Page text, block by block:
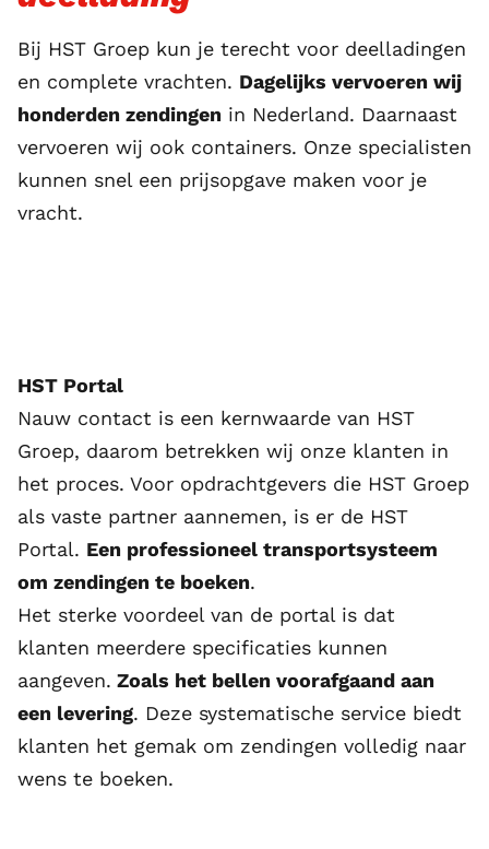
Bij HST Groep kun je terecht voor deelladingen
en complete vrachten. Dagelijks vervoeren wij
honderden zendingen in Nederland. Daarnaast
vervoeren wij ook containers. Onze specialisten
kunnen snel een prijsopgave maken voor je
vracht.
HST Portal
Nauw contact is een kernwaarde van HST
Groep, daarom betrekken wij onze klanten in
het proces. Voor opdrachtgevers die HST Groep
als vaste partner aannemen, is er de HST
Portal. Een professioneel transportsysteem
om zendingen te boeken.
Het sterke voordeel van de portal is dat
klanten meerdere specificaties kunnen
aangeven. Zoals het bellen voorafgaand aan
een levering. Deze systematische service biedt
klanten het gemak om zendingen volledig naar
wens te boeken.